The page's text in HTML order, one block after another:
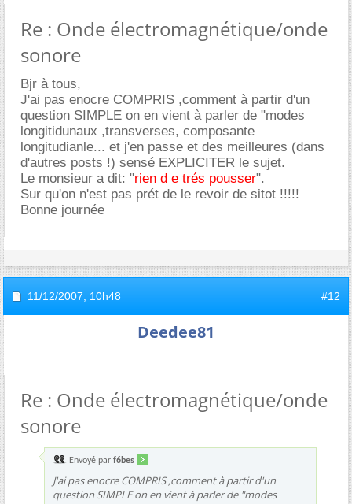
Re : Onde électromagnétique/onde
sonore
Bjr à tous,
J'ai pas enocre COMPRIS ,comment à partir d'un
question SIMPLE on en vient à parler de "modes
longitidunaux ,transverses, composante
longitudianle... et j'en passe et des meilleures (dans
d'autres posts !) sensé EXPLICITER le sujet.
Le monsieur a dit: "rien d e trés pousser".
Sur qu'on n'est pas prét de le revoir de sitot !!!!!
Bonne journée
11/12/2007, 10h48 #12
Deedee81
Re : Onde électromagnétique/onde
sonore
Envoyé par f6bes
J'ai pas enocre COMPRIS ,comment à partir d'un
question SIMPLE on en vient à parler de "modes